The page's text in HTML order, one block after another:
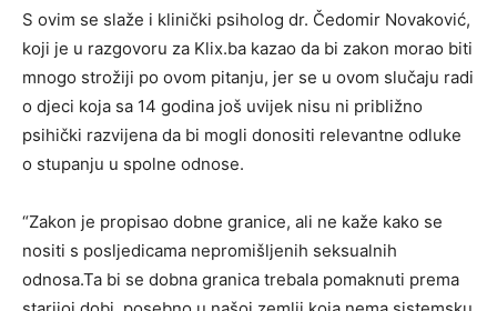
S ovim se slaže i klinički psiholog dr. Čedomir Novaković,
koji je u razgovoru za Klix.ba kazao da bi zakon morao biti
mnogo strožiji po ovom pitanju, jer se u ovom slučaju radi
o djeci koja sa 14 godina još uvijek nisu ni približno
psihički razvijena da bi mogli donositi relevantne odluke
o stupanju u spolne odnose.
“Zakon je propisao dobne granice, ali ne kaže kako se
nositi s posljedicama nepromišljenih seksualnih
odnosa.Ta bi se dobna granica trebala pomaknuti prema